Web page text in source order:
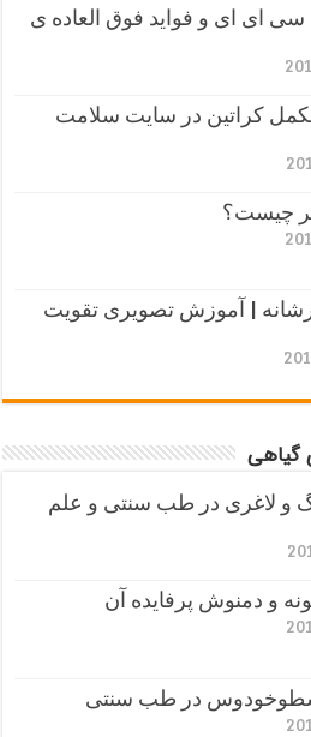
ای ای و فواید فوق العاده ی
کراتین در سایت سلامت
چیست؟
| آموزش تصویری تقویت
گیاهی
و لاغری در طب سنتی و علم
و دمنوش پرفایده آن
در طب سنتی